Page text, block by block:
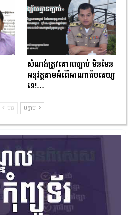
សំណង់ត្រូវគោរពច្បាប់ មិនមែន
អនុវត្តតាមអំពើអាណាធិបតេយ្យ
ទេ!…
មុន បន្ទាប់